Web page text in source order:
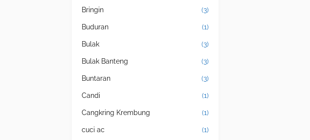
Bringin (3)
Buduran (1)
Bulak (3)
Bulak Banteng (3)
Buntaran (3)
Candi (1)
Cangkring Krembung (1)
cuci ac (1)